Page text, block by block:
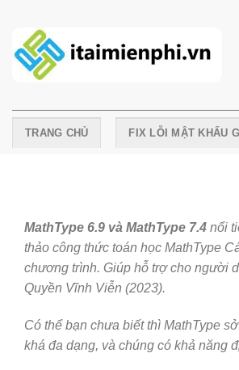
content
TRANG CHỦ FIX LỖI MẬT KHẨU
MathType 6.9 và MathType 7.4 nổi
thảo công thức toán học MathType
chương trình. Giúp hỗ trợ cho người
Quyền Vĩnh Viễn (2023).
Có thể bạn chưa biết thì MathType
khá đa dạng, và chúng có khả năng